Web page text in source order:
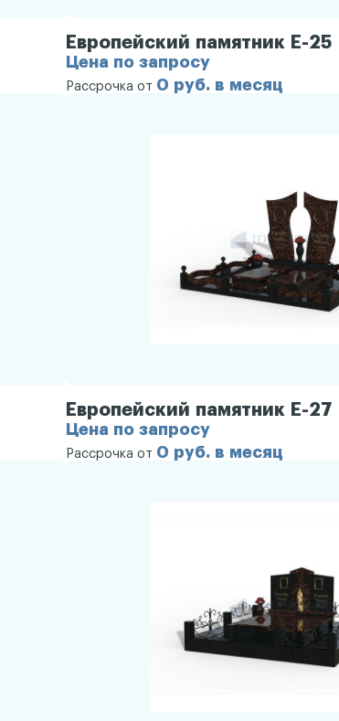
Европейский памятник Е-25
Цена по запросу
Рассрочка от 0 руб. в месяц
Европейский памятник Е-27
Цена по запросу
Рассрочка от 0 руб. в месяц